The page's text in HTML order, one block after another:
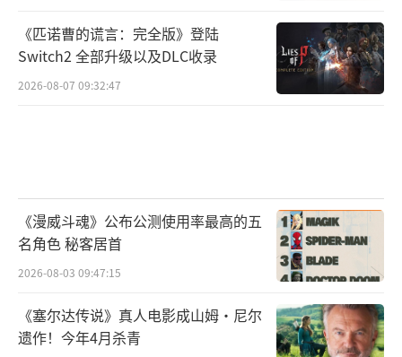
《匹诺曹的谎言：完全版》登陆
Switch2 全部升级以及DLC收录
2026-08-07 09:32:47
《漫威斗魂》公布公测使用率最高的五
名角色 秘客居首
2026-08-03 09:47:15
《塞尔达传说》真人电影成山姆·尼尔
遗作！今年4月杀青